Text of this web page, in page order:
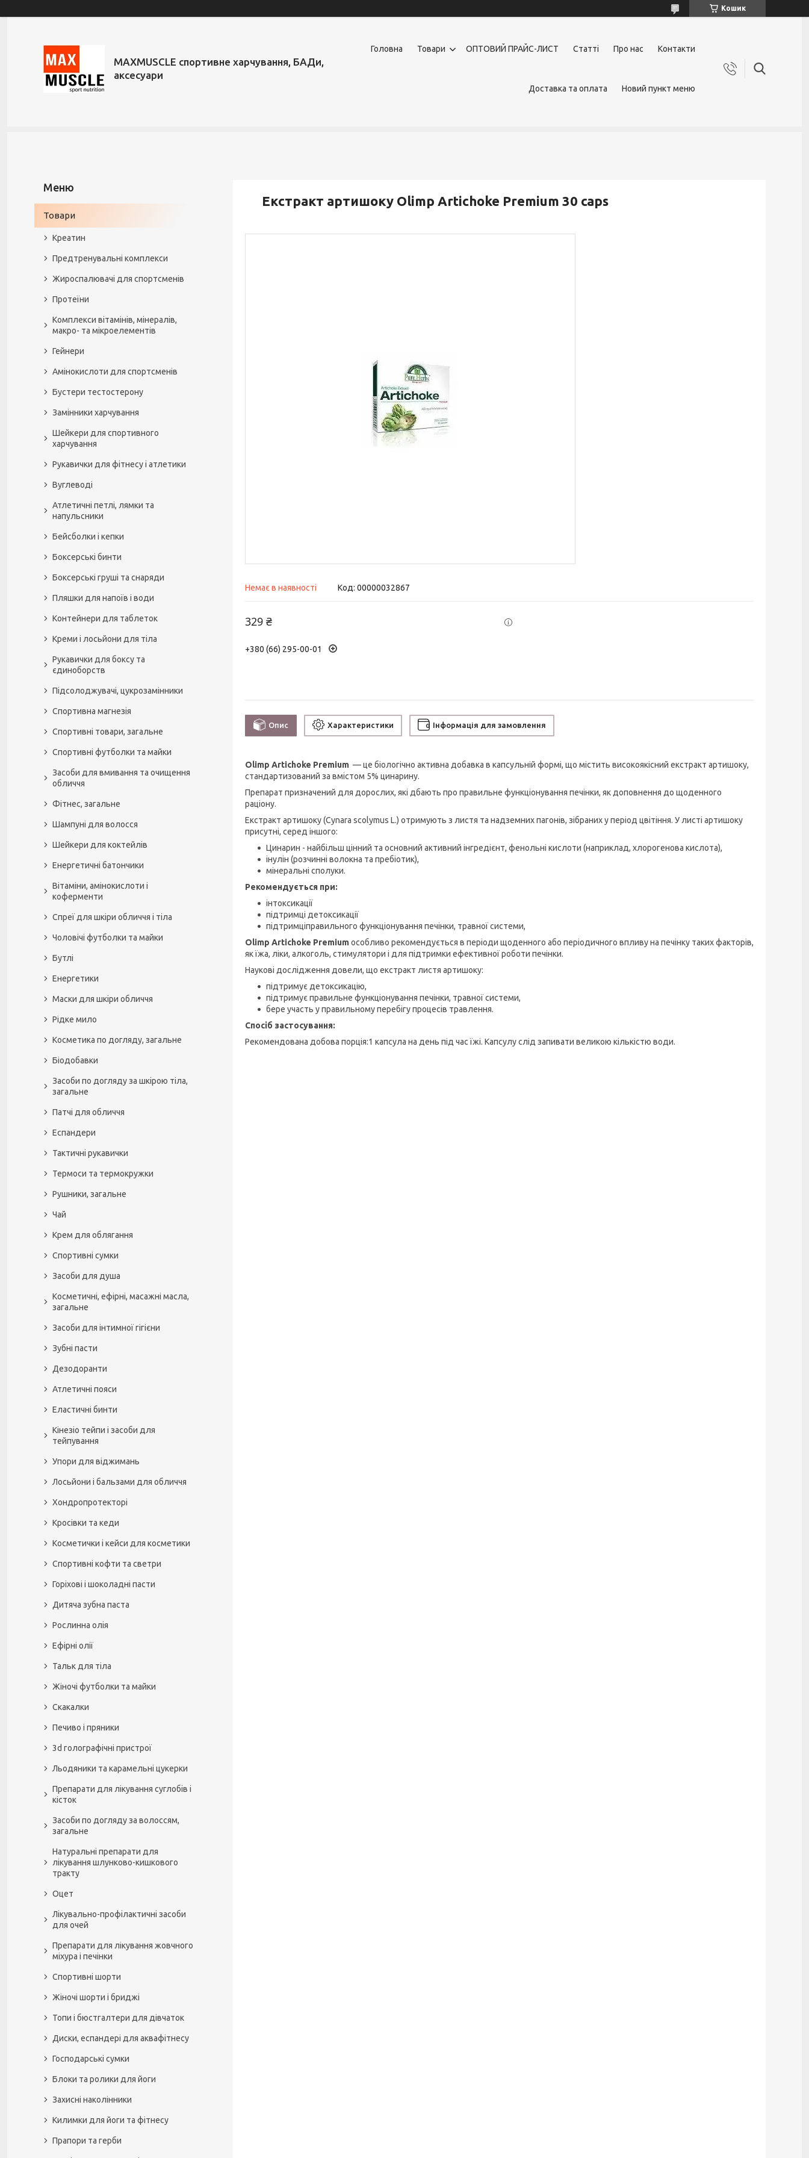
Кошик
MAXMUSCLE спортивне харчування, БАДи,
аксесуари
Головна Товари OПТОВИЙ ПРАЙС-ЛИСТ Статті Про нас Контакти
Доставка та оплата Новий пункт меню
Екстракт артишоку Olimp Artichoke Premium 30 caps
Немає в наявності Код: 00000032867
329 ₴
+380 (66) 295-00-01
Опис Характеристики Інформація для замовлення
Olimp Artichoke Premium — це біологічно активна добавка в капсульній формі, що містить високоякісний екстракт артишоку,
стандартизований за вмістом 5% цинарину.
Препарат призначений для дорослих, які дбають про правильне функціонування печінки, як доповнення до щоденного
раціону.
Екстракт артишоку (Cynara scolymus L.) отримують з листя та надземних пагонів, зібраних у період цвітіння. У листі артишоку
присутні, серед іншого:
Цинарин - найбільш цінний та основний активний інгредієнт, фенольні кислоти (наприклад, хлорогенова кислота),
інулін (розчинні волокна та пребіотик),
мінеральні сполуки.
Рекомендується при:
інтоксикації
підтримці детоксикації
підтримціправильного функціонування печінки, травної системи,
Olimp Artichoke Premium особливо рекомендується в періоди щоденного або періодичного впливу на печінку таких факторів,
як їжа, ліки, алкоголь, стимулятори і для підтримки ефективної роботи печінки.
Наукові дослідження довели, що екстракт листя артишоку:
підтримує детоксикацію,
підтримує правильне функціонування печінки, травної системи,
бере участь у правильному перебігу процесів травлення.
Спосіб застосування:
Рекомендована добова порція:1 капсула на день під час їжі. Капсулу слід запивати великою кількістю води.
Товари
Креатин
Предтренувальні комплекси
Жироспалювачі для спортсменів
Протеїни
Комплекси вітамінів, мінералів,
макро- та мікроелементів
Гейнери
Амінокислоти для спортсменів
Бустери тестостерону
Замінники харчування
Шейкери для спортивного
харчування
Рукавички для фітнесу і атлетики
Вуглеводі
Атлетичні петлі, лямки та
напульсники
Бейсболки і кепки
Боксерські бинти
Боксерські груші та снаряди
Пляшки для напоїв і води
Контейнери для таблеток
Креми і лосьйони для тіла
Рукавички для боксу та
єдиноборств
Підсолоджувачі, цукрозамінники
Спортивна магнезія
Спортивні товари, загальне
Спортивні футболки та майки
Засоби для вмивання та очищення
обличчя
Фітнес, загальне
Шампуні для волосся
Шейкери для коктейлів
Енергетичні батончики
Вітаміни, амінокислоти і
коферменти
Спреї для шкіри обличчя і тіла
Чоловічі футболки та майки
Бутлі
Енергетики
Маски для шкіри обличчя
Рідке мило
Косметика по догляду, загальне
Біодобавки
Засоби по догляду за шкірою тіла,
загальне
Патчі для обличчя
Еспандери
Тактичні рукавички
Термоси та термокружки
Рушники, загальне
Чай
Крем для облягання
Спортивні сумки
Засоби для душа
Косметичні, ефірні, масажні масла,
загальне
Засоби для інтимної гігієни
Зубні пасти
Дезодоранти
Атлетичні пояси
Еластичні бинти
Кінезіо тейпи і засоби для
тейпування
Упори для віджимань
Лосьйони і бальзами для обличчя
Хондропротекторі
Кросівки та кеди
Косметички і кейси для косметики
Спортивні кофти та светри
Горіхові і шоколадні пасти
Дитяча зубна паста
Рослинна олія
Ефірні олії
Тальк для тіла
Жіночі футболки та майки
Скакалки
Печиво і пряники
3d голографічні пристрої
Льодяники та карамельні цукерки
Препарати для лікування суглобів і
кісток
Засоби по догляду за волоссям,
загальне
Натуральні препарати для
лікування шлунково-кишкового
тракту
Оцет
Лікувально-профілактичні засоби
для очей
Препарати для лікування жовчного
міхура і печінки
Спортивні шорти
Жіночі шорти і бриджі
Топи і бюстгалтери для дівчаток
Диски, еспандері для аквафітнесу
Господарські сумки
Блоки та ролики для йоги
Захисні наколінники
Килимки для йоги та фітнесу
Прапори та герби